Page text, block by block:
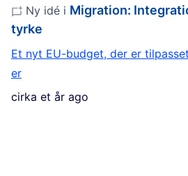
cirka et år ago
Ny idé i Migration:
tyrke
Et nyt EU-budget, der er
er